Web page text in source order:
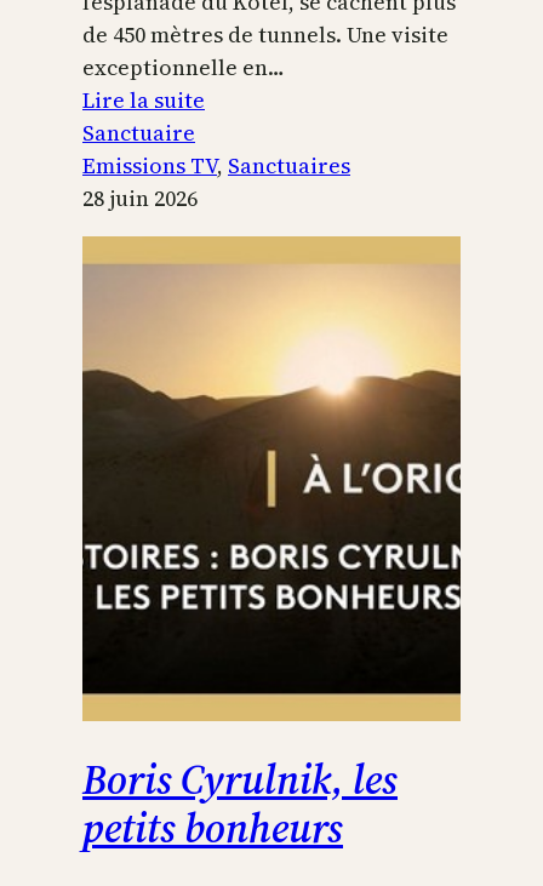
de 450 mètres de tunnels. Une visite
exceptionnelle en…
Lire la suite
Temple
Jérusalem
Sanctuaire
Emissions TV, Sanctuaires
28 juin 2026
Boris Cyrulnik, les
petits bonheurs